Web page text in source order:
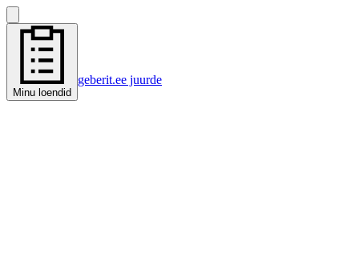
Minu loendid
geberit.ee juurde